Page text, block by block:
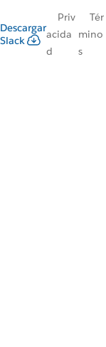
Descargar
Slack
Priv
acida
d
Tér
mino
s